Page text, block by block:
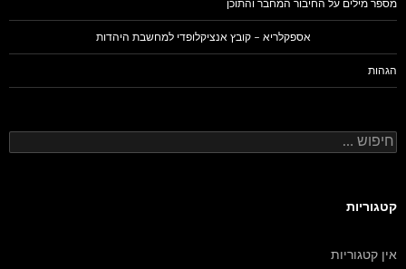
מספר מילים על החיבור המחבר והתוכן
אספקלריא – קובץ אנציקלופדי למחשבת היהדות
הגהות
חיפוש:
קטגוריות
אין קטגוריות